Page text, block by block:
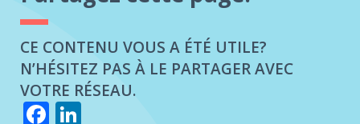
CE CONTENU VOUS A ÉTÉ UTILE?
N’HÉSITEZ PAS À LE PARTAGER AVEC
VOTRE RÉSEAU.
Facebook